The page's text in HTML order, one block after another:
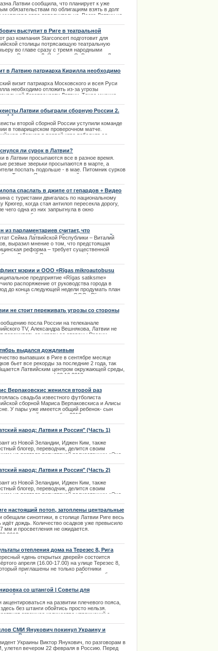
извинилось за нарушение
Латвии сообщила, что планирует к уже
обязательствам по облигациям взять в долг
миллиард евро дополнительно. Всего Латвии не
евро.
выступит в Риге в театральной
раз компания Starconcert подготовит для
столицы потрясающую театральную
во главе сразу с тремя народными
России – Л. Якубович, О. Волкова и Л.
в Латвию патриарха Кирилла необходимо
визит патриарха Московского и всея Руси
необходимо отложить из-за угрозы
безопасности Латвии. Такое мнение
Латвии обыграли сборную России 2.
- 4:1
второй сборной России уступили команде
в товарищеском проверочном матче.
сборная в первой игре победила со
Мартыньш Карсумс.
ли сурок в Латвии?
в Латвии просыпаются все в разное время.
резвые зверьки просыпаются в марте, а
поспать подольше - в мае. Питомник сурков
Тетере «Яунстучи» весной приглашает
спаслать в джипе от гепардов + Видео
с туристами двигалась по национальному
Крюгер, когда стая антилоп пересекла дорогу,
чего одна из них запрыгнула в окно
обескуражив преследовавшего ее
из парламентариев считает, что
реформа требует существенной
а ее нынешнее принятие –
Сейма Латвийской Республики – Виталий
выразил мнение о том, что предстоящая
реформа – требует существенной
Виталий Орлов выполняет функции
мэрии и ООО «Rīgas mikroautobusu
предприятие «Rīgas satiksme»
распоряжение от руководства города в
до конца следующей недели продумать план
рабочих недостатков ООО «Rīgas
не стоит переживать угрозы со стороны
посла России на телеканале
TV, Александра Вешнякова, Латвии не
переживать за угрозу со стороны России.
выдался дождливым
выпавших в Риге в сентябре месяце
бьет все рекорды за последние 2 года, так
Латвийским центром окружающей среды,
и метеорологии. | 03.10.2013
Верпаковскис женился второй раз
свадьба известного футболиста
сборной Мариса Верпаковскиса и Алисы
У пары уже имеется общий ребенок- сын
родившийся в ноябре 2012 года.
народ: Латвия и Россия" (Часть 1)
из Новой Зеландии, Иджен Ким, также
блогер, переводчик, делится своим
на портале популярной радиостанции «Эхо
народ: Латвия и Россия" (Часть 2)
из Новой Зеландии, Иджен Ким, также
блогер, переводчик, делится своим
на портале популярной радиостанции «Эхо
Первую часть интервью можно прочитать
– «Братский народ: Латвия и Россия» (Часть 1).
настоящий потоп, затоплены центральные
города
обещали синоптики, в столице Латвии Риге весь
идёт дождь. Количество осадков уже превысило
мм и просветления не ожидается.
отепления дома на Терезес 8, Рига
«день открытых дверей» состоится
апреля (16.00-17.00) на улице Терезес 8,
приглашены не только работники
информационных изданий, но и любые
со штангой | Советы для
акцентироваться на развитии плечевого пояса,
без штанги обойтись просто нельзя.
огромное количество упражнений с
массу этой части тела и, конечно же,
СМИ Янукович покинул Украину и
в Россию
Украины Виктор Янукович, по разговорам в
улетел вечером 22 февраля в Россию. Перед